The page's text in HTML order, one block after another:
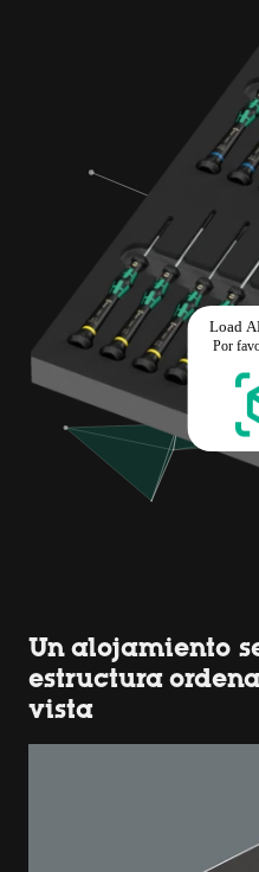
Un alojamiento
estructura
vista